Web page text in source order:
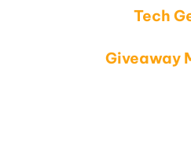
Tech
Giveaway